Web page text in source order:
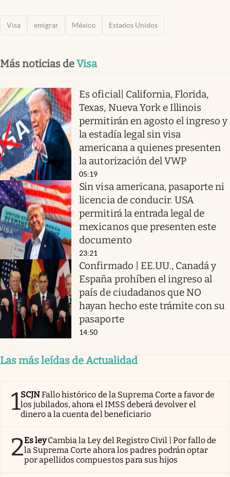
Visa emigrar México Estados Unidos
Más noticias deVisa
Es oficial| California, Florida,
Texas, Nueva York e Illinois
permitirán en agosto el ingreso y
la estadía legal sin visa
americana a quienes presenten
la autorización del VWP
05:19
Sin visa americana, pasaporte ni
licencia de conducir. USA
permitirá la entrada legal de
mexicanos que presenten este
documento
23:21
Confirmado | EE.UU., Canadá y
España prohíben el ingreso al
país de ciudadanos que NO
hayan hecho este trámite con su
pasaporte
14:50
Las más leídas de Actualidad
1SCJNFallo histórico de la Suprema Corte a favor de
los jubilados, ahora el IMSS deberá devolver el
dinero a la cuenta del beneficiario
2Es ley Cambia la Ley del Registro Civil | Por fallo de
la Suprema Corte ahora los padres podrán optar
por apellidos compuestos para sus hijos